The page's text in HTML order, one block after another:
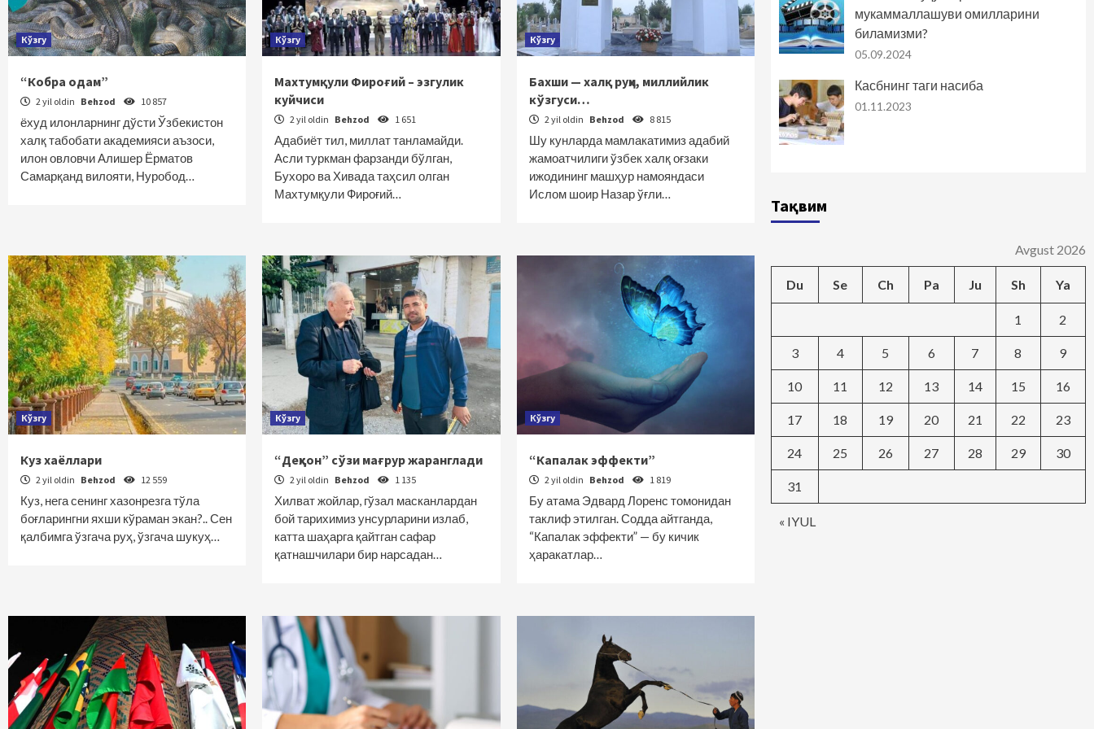
Кўзгу
“Кобра одам”
2 yil oldin Behzod 10 857
ёхуд илонларнинг дўсти Ўзбекистон
халқ табобати академияси аъзоси,
илон овловчи Алишер Ёрматов
Самарқанд вилояти, Нуробод…
Кўзгу
Махтумқули Фироғий – эзгулик
куйчиси
2 yil oldin Behzod 1 651
Адабиёт тил, миллат танламайди.
Асли туркман фарзанди бўлган,
Бухоро ва Хивада таҳсил олган
Махтумқули Фироғий…
Кўзгу
Бахши — халқ руҳи, миллийлик
кўзгуси…
2 yil oldin Behzod 8 815
Шу кунларда мамлакатимиз адабий
жамоатчилиги ўзбек халқ оғзаки
ижодининг машҳур намояндаси
Ислом шоир Назар ўғли…
Кўзгу
Куз хаёллари
2 yil oldin Behzod 12 559
Куз, нега сенинг хазонрезга тўла
боғларингни яхши кўраман экан?.. Сен
қалбимга ўзгача руҳ, ўзгача шукуҳ…
Кўзгу
“Деҳқон” сўзи мағрур жаранглади
2 yil oldin Behzod 1 135
Хилват жойлар, гўзал масканлардан
бой тарихимиз унсурларини излаб,
катта шаҳарга қайтган сафар
қатнашчилари бир нарсадан…
Кўзгу
“Капалак эффекти”
2 yil oldin Behzod 1 819
Бу атама Эдвард Лоренс томонидан
таклиф этилган. Содда айтганда,
“Капалак эффекти” — бу кичик
ҳаракатлар…
мукаммаллашуви омилларини
биламизми?
05.09.2024
Касбнинг таги насиба
01.11.2023
Тақвим
Avgust 2026
Du Se Ch Pa Ju Sh Ya
« IYUL
1 2
3 4 5 6 7 8 9
10 11 12 13 14 15 16
17 18 19 20 21 22 23
24 25 26 27 28 29 30
31